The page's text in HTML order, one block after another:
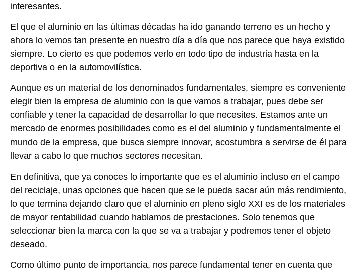
interesantes.
El que el aluminio en las últimas décadas ha ido ganando terreno es un hecho y
ahora lo vemos tan presente en nuestro día a día que nos parece que haya existido
siempre. Lo cierto es que podemos verlo en todo tipo de industria hasta en la
deportiva o en la automovilística.
Aunque es un material de los denominados fundamentales, siempre es conveniente
elegir bien la empresa de aluminio con la que vamos a trabajar, pues debe ser
confiable y tener la capacidad de desarrollar lo que necesites. Estamos ante un
mercado de enormes posibilidades como es el del aluminio y fundamentalmente el
mundo de la empresa, que busca siempre innovar, acostumbra a servirse de él para
llevar a cabo lo que muchos sectores necesitan.
En definitiva, que ya conoces lo importante que es el aluminio incluso en el campo
del reciclaje, unas opciones que hacen que se le pueda sacar aún más rendimiento,
lo que termina dejando claro que el aluminio en pleno siglo XXI es de los materiales
de mayor rentabilidad cuando hablamos de prestaciones. Solo tenemos que
seleccionar bien la marca con la que se va a trabajar y podremos tener el objeto
deseado.
Como último punto de importancia, nos parece fundamental tener en cuenta que